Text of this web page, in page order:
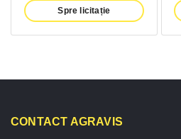
Spre licitație
CONTACT AGRAVIS